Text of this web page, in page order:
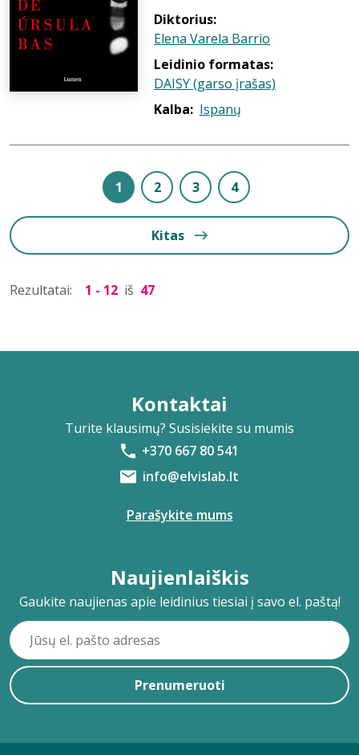
Diktorius:
Elena Varela Barrio
Leidinio formatas:
DAISY (garso įrašas)
Kalba: Ispanų
1 2 3 4
Kitas
Rezultatai: 1 - 12 iš 47
Kontaktai
Turite klausimų? Susisiekite su mumis
+370 667 80 541
info@elvislab.lt
Parašykite mums
Naujienlaiškis
Gaukite naujienas apie leidinius tiesiai į savo el. paštą!
Prenumeruoti